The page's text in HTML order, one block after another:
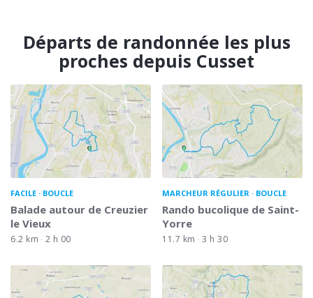
Départs de randonnée les plus
proches depuis Cusset
FACILE BOUCLE
Balade autour de Creuzier
le Vieux
6.2 km 2 h 00
MARCHEUR RÉGULIER BOUCLE
Rando bucolique de Saint-
Yorre
11.7 km 3 h 30